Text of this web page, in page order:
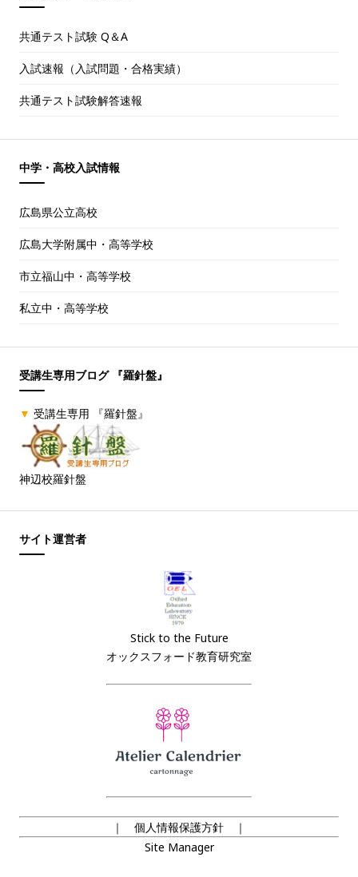
共通テスト試験 Q＆A
入試速報（入試問題・合格実績）
共通テスト試験解答速報
中学・高校入試情報
広島県公立高校
広島大学附属中・高等学校
市立福山中・高等学校
私立中・高等学校
受講生専用ブログ 『羅針盤』
▼ 受講生専用 『羅針盤』
神辺校羅針盤
サイト運営者
Stick to the Future
オックスフォード教育研究室
｜ 個人情報保護方針 ｜
Site Manager